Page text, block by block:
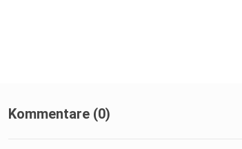
Kommentare (0)